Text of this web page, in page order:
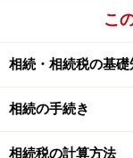
こ
相続・相続税の基礎
相続の手続き
相続税の計算方法